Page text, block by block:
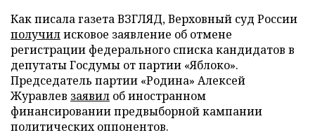
Как писала газета ВЗГЛЯД, Верховный суд России
получилисковое заявление об отмене
регистрации федерального списка кандидатов в
депутаты Госдумы от партии «Яблоко».
Председатель партии «Родина» Алексей
Журавлев заявил об иностранном
финансировании предвыборной кампании
политических оппонентов.